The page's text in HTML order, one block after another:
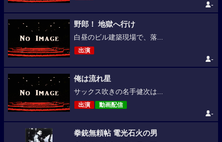
-
野郎！ 地獄へ行け
白昼のビル建築現場で、落...
出演
-
俺は流れ星
サックス吹きの名手健次は...
出演 動画配信
-
拳銃無頼帖 電光石火の男